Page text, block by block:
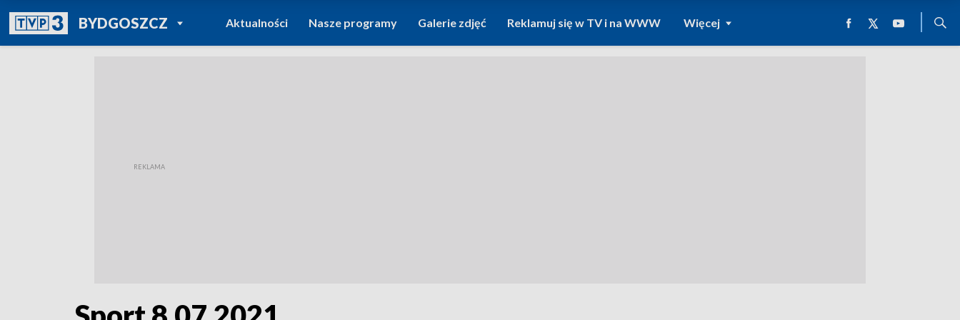
BYDGOSZCZPOWRÓT DO
TVP REGIONY
Aktualności Nasze programy Galerie zdjęć Reklamuj się w TV i na WWW Więcej